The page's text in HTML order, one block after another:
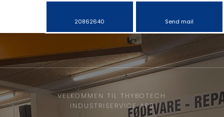
20862640 Send mail
VELKOMMEN TIL THYBOTECH
INDUSTRISERVICE APS